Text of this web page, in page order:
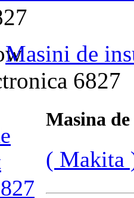
Masini de
6827
Masina
( Makita